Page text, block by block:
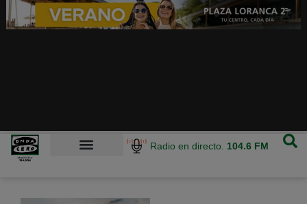
Radio en directo. 104.6 FM